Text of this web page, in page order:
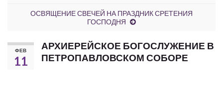
ОСВЯЩЕНИЕ СВЕЧЕЙ НА ПРАЗДНИК СРЕТЕНИЯ
ГОСПОДНЯ
ФЕВ
11
АРХИЕРЕЙСКОЕ БОГОСЛУЖЕНИЕ В
ПЕТРОПАВЛОВСКОМ СОБОРЕ